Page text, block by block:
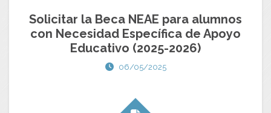
Solicitar la Beca NEAE para alumnos
con Necesidad Específica de Apoyo
Educativo (2025-2026)
06/05/2025